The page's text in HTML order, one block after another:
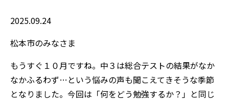
2025.09.24
松本市のみなさま
もうすぐ１０月ですね。中３は総合テストの結果がなか
なかふるわず…という悩みの声も聞こえてきそうな季節
となりました。今回は「何をどう勉強するか？」と同じ